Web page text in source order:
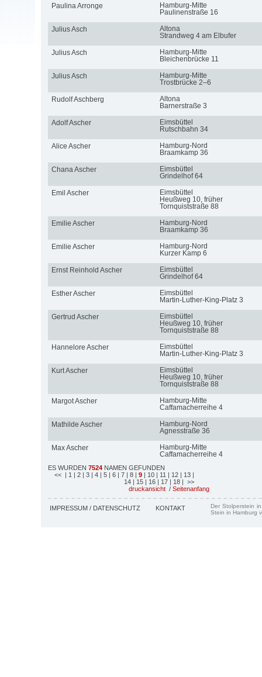
Paulina Arronge
Hamburg-Mitte
Paulinenstraße 16
Julius Asch
Altona
Strandweg 4 am Elbufer
Julius Asch
Hamburg-Mitte
Bleichenbrücke 11
Julius Asch
Hamburg-Mitte
Trostbrücke 2–6
Rudolf Aschberg
Altona
Barnerstraße 3
Adolf Ascher
Eimsbüttel
Rutschbahn 34
Alice Ascher
Hamburg-Nord
Braamkamp 36
Chana Ascher
Eimsbüttel
Grindelhof 64
Emil Ascher
Eimsbüttel
Heußweg 10, früher
Tornquiststraße 88
Emilie Ascher
Hamburg-Nord
Braamkamp 36
Emilie Ascher
Hamburg-Nord
Kurzer Kamp 6
Ernst Reinhold Ascher
Eimsbüttel
Grindelhof 64
Esther Ascher
Eimsbüttel
Martin-Luther-King-Platz 3
Gertrud Ascher
Eimsbüttel
Heußweg 10, früher
Tornquiststraße 88
Hannelore Ascher
Eimsbüttel
Martin-Luther-King-Platz 3
Kurt Ascher
Eimsbüttel
Heußweg 10, früher
Tornquiststraße 88
Margot Ascher
Hamburg-Mitte
Caffamacherreihe 4
Mathilde Ascher
Hamburg-Nord
Agnesstraße 36
Max Ascher
Hamburg-Mitte
Caffamacherreihe 4
ES WURDEN 7524 NAMEN GEFUNDEN
<< | 1 | 2 | 3 | 4 | 5 | 6 | 7 | 8 | 9 | 10 | 11 | 12 | 13 |
14 | 15 | 16 | 17 | 18 | >>
druckansicht / Seitenanfang
IMPRESSUM / DATENSCHUTZ KONTAKT
Der Stolperstein
Stein in Hamburg